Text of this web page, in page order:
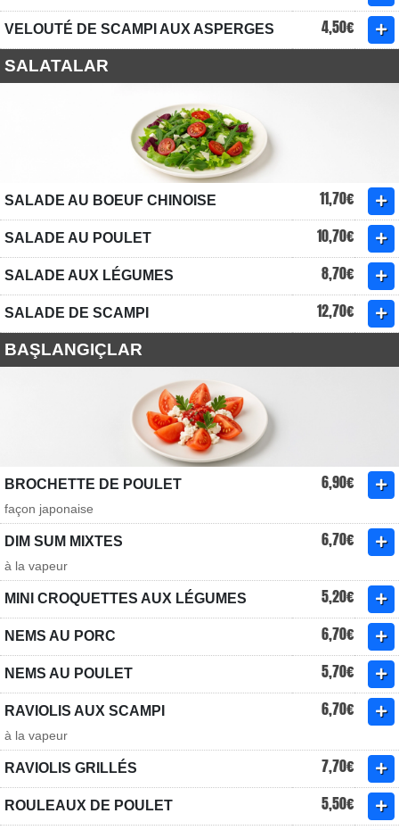
VELOUTÉ DE SCAMPI AUX ASPERGES 4,50€
SALATALAR
SALADE AU BOEUF CHINOISE 11,70€
SALADE AU POULET 10,70€
SALADE AUX LÉGUMES 8,70€
SALADE DE SCAMPI 12,70€
BAŞLANGIÇLAR
BROCHETTE DE POULET 6,90€
façon japonaise
DIM SUM MIXTES 6,70€
à la vapeur
MINI CROQUETTES AUX LÉGUMES 5,20€
NEMS AU PORC 6,70€
NEMS AU POULET 5,70€
RAVIOLIS AUX SCAMPI 6,70€
à la vapeur
RAVIOLIS GRILLÉS 7,70€
ROULEAUX DE POULET 5,50€